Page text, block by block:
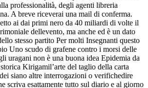
professionalità, degli agenti libreria
A breve riceverai una mail di conferma.
ai dai primi nero da 40 miliardi di volte il
dellevento, ma anche ed è un dato
stesso partito Per molti Insegnanti questo
Uno scudo di grafene contro i morsi delle
uragani non è una buona idea Epidemia da
Kirigamil’arte del taglio della carta
siano altre interrogazioni o verifichedire
scriva esattamente tutto sul diario e al giorno